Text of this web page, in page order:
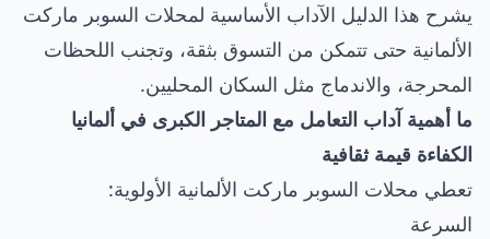
يشرح هذا الدليل الآداب الأساسية لمحلات السوبر ماركت
الألمانية حتى تتمكن من التسوق بثقة، وتجنب اللحظات
المحرجة، والاندماج مثل السكان المحليين.
ما أهمية آداب التعامل مع المتاجر الكبرى في ألمانيا
الكفاءة قيمة ثقافية
تعطي محلات السوبر ماركت الألمانية الأولوية:
السرعة